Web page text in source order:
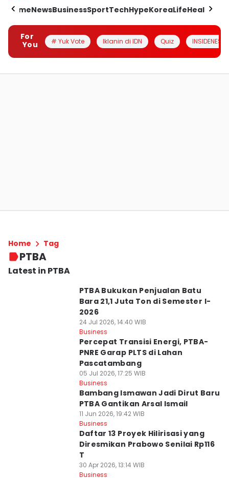
HomeNewsBusinessSportTechHypeKoreaLifeHealth
For
You
# Yuk Vote Iklanin di IDN Quiz INSIDENESIA
Home Tag
PTBA
Latest in PTBA
PTBA Bukukan Penjualan Batu
Bara 21,1 Juta Ton di Semester I-
2026
24 Jul 2026, 14:40 WIB
Business
Percepat Transisi Energi, PTBA-
PNRE Garap PLTS di Lahan
Pascatambang
05 Jul 2026, 17:25 WIB
Business
Bambang Ismawan Jadi Dirut Baru
PTBA Gantikan Arsal Ismail
11 Jun 2026, 19:42 WIB
Business
Daftar 13 Proyek Hilirisasi yang
Diresmikan Prabowo Senilai Rp116
T
30 Apr 2026, 13:14 WIB
Business